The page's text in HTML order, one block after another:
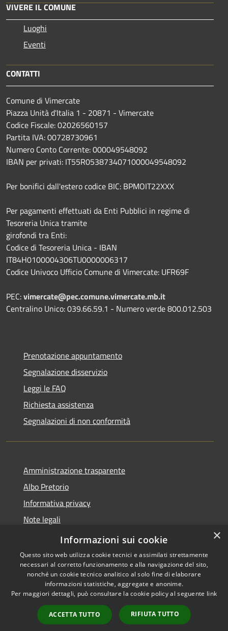
VIVERE IL COMUNE
Luoghi
Eventi
CONTATTI
Comune di Vimercate
Piazza Unità d'Italia 1 - 20871 - Vimercate
Codice Fiscale: 02026560157
Partita IVA: 00728730961
Numero Conto Corrente: 000049548092
IBAN per privati: IT55R0538734071000049548092
Per bonifici dall'estero codice BIC: BPMOIT22XXX
Per pagamenti effettuati da Enti Pubblici in regime di
Tesoreria Unica tramite
girofondi tra Enti:
Codice di Tesoreria Unica - IBAN
IT84H0100004306TU0000006317
Codice Univoco Ufficio Comune di Vimercate: UFR69F
PEC:vimercate@pec.comune.vimercate.mb.it
Centralino Unico: 039.66.59.1 - Numero verde 800.012.503
Prenotazione appuntamento
Segnalazione disservizio
Leggi le FAQ
Richiesta assistenza
Segnalazioni di non conformità
Amministrazione trasparente
Albo Pretorio
Informativa privacy
Note legali
Dichiarazione di accessibilità
Accessibilità
Copyright © 2026 • Città di
Vimercate • Powered by
Municipium•
Accesso
redazione
×
Informazioni sui cookie
Questo sito web utilizza cookie tecnici e assimilati strettamente
necessari al corretto funzionamento e alla navigazione del sito,
nonché un cookie tecnico analitico al solo fine di elaborare
informazioni statistiche, aggregate e anonime.
Per maggiori dettagli, può consultare la cookie policy al seguente link
ACCETTA TUTTO RIFIUTA TUTTO